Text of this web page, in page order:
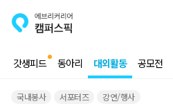
갓생피드 동아리 대외활동 공모전
국내봉사 서포터즈 강연/행사